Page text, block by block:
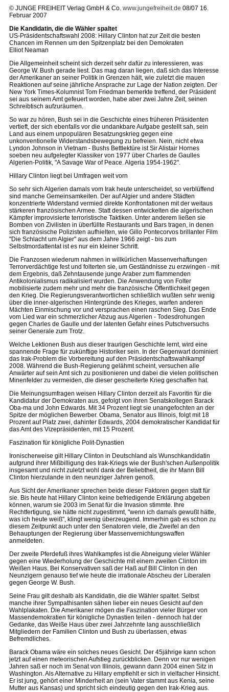
© JUNGE FREIHEIT Verlag GmbH & Co. www.jungefreiheit.de 08/07 16.
Februar 2007
Die Kandidatin, die die Wähler spaltet
US-Präsidentschaftswahl 2008: Hillary Clinton hat zur Zeit die besten
Chancen im Rennen um den Spitzenplatz bei den Demokraten
Elliot Neaman
Die Allgemeinheit scheint sich derzeit sehr dafür zu interessieren, was
George W. Bush gerade liest. Das mag daran liegen, daß sich das Interesse
der Amerikaner an seiner Politik in Grenzen hält, wie zuletzt die mauen
Reaktionen auf seine jährliche Ansprache zur Lage der Nation zeigten. Der
New York Times-Kolumnist Tom Friedman bemerkte treffend, der Präsident
sei aus seinem Amt gefeuert worden, habe aber zwei Jahre Zeit, seinen
Schreibtisch aufzuräumen.
So war zu hören, Bush sei in die Geschichte eines früheren Präsidenten
vertieft, der sich ebenfalls vor die undankbare Aufgabe gestellt sah, sein
Land aus einem unpopulären Besatzungskrieg gegen eine
unkonventionelle Widerstandsbewegung zu befreien. Nein, nicht etwa
Lyndon Johnson in Vietnam - Bushs Bettlektüre ist Sir Alistair Hornes
soeben neu aufgelegter Klassiker von 1977 über Charles de Gaulles
Algerien-Politik, "A Savage War of Peace. Algeria 1954-1962".
Hillary Clinton liegt bei Umfragen weit vorn
So sehr sich Algerien damals vom Irak heute unterscheidet, so verblüffend
sind manche Gemeinsamkeiten. Der auf Algier und andere Städten
konzentrierte Widerstand vermied direkte Konfrontationen mit der weitaus
stärkeren französischen Armee. Statt dessen entwickelten die algerischen
Kämpfer improvisierte terroristische Taktiken. Unter anderem ließen sie
Bomben von Zivilisten in überfüllte Restaurants und Bars tragen, in denen
sich französische Polizisten aufhielten, wie Gillo Pontecorvos brillanter Film
"Die Schlacht um Algier" aus dem Jahre 1966 zeigt - bis zum
Selbstmordattentat ist es nur ein kleiner Schritt.
Die Franzosen wiederum nahmen in willkürlichen Massenverhaftungen
Terrorverdächtige fest und folterten sie, um Geständnisse zu erzwingen - mit
dem Ergebnis, daß Zehntausende junge Araber zum flammenden
Antikolonialismus radikalisiert wurden. Die Anwendung von Folter
mobilisierte zudem mehr und mehr die französische Öffentlichkeit gegen
den Krieg. Die Regierungsverantwortlichen schließlich wußten sehr wenig
über die inner-algerischen Hintergründe des Krieges, warfen anderen
Mächten Einmischung vor und versprachen einen raschen Sieg. Das Ende
vom Lied war ein schmerzlicher Abzug aus Algerien - Todesdrohungen
gegen Charles de Gaulle und der latenten Gefahr eines Putschversuchs
seiner Generale zum Trotz.
Welche Lektionen Bush aus dieser traurigen Geschichte lernt, wird eine
spannende Frage für zukünftige Historiker sein. In der Gegenwart dominiert
das Irak-Problem die Vorbereitung auf den Präsidentschaftswahlkampf
2008. Während die Bush-Regierung gelähmt scheint, versuchen alle
Anwärter auf sein Amt sich zu positionieren und dabei die vielen politischen
Minenfelder zu vermeiden, die dieser gescheiterte Krieg geschaffen hat.
Die Meinungsumfragen weisen Hillary Clinton derzeit als Favoritin für die
Kandidatur der Demokraten aus, gefolgt von ihren Senatskollegen Barack
Oba-ma und John Edwards. Mit 34 Prozent liegt sie unangefochten an der
Spitze der möglichen Bewerber. Obama, Senator aus Illinois, folgt mit 18
Prozent auf Platz zwei, dahinter Edwards, 2004 demokratischer Kandidat für
das Amt des Vizepräsidenten, mit 15 Prozent.
Faszination für königliche Polit-Dynastien
Ironischerweise gilt Hillary Clinton in Deutschland als Wunschkandidatin
aufgrund ihrer Mißbilligung des Irak-Kriegs wie der Bush'schen Außenpolitik
insgesamt und nicht zuletzt wohl dank der Beliebtheit, die ihr Mann Bill
Clinton hierzulande in den neunziger Jahren genoß.
Aus Sicht der Amerikaner sprechen beide dieser Faktoren gegen statt für
sie. Bis heute hat Hillary Clinton keine befriedigende Erklärung abgeben
können, warum sie 2003 im Senat für die Invasion stimmte. Ihre
Rechtfertigung, sie hätte nicht zugestimmt, "wenn ich damals gewußt hätte,
was ich heute weiß", klingt wenig überzeugend. Immerhin gab es schon zu
diesem Zeitpunkt auch unter den Senatoren viele, die Zweifel an den
Behauptungen der Regierung über Massenvernichtungswaffen
anmeldeten.
Der zweite Pferdefuß ihres Wahlkampfes ist die Abneigung vieler Wähler
gegen eine Wiederholung der Geschichte mit einem zweiten Clinton im
Weißen Haus. Bei Konservativen saß der Haß auf Bill Clinton in den
Neunzigern genauso tief wie heute die irrationale Abscheu der Liberalen
gegen George W. Bush.
Seine Frau gilt deshalb als Kandidatin, die die Wähler spaltet. Selbst
manche ihrer Sympathisanten sähen lieber ein neues Gesicht auf den
Wahlplakaten. Die Amerikaner mögen die Faszination vieler Bürger von
Massendemokratien für königliche Dynastien teilen - dennoch hat der
Gedanke, das Weiße Haus über zwei Jahrzehnte lang ausschließlich
Mitgliedern der Familien Clinton und Bush zu überlassen, etwas
Befremdliches.
Barack Obama wäre ein solches neues Gesicht. Der 45jährige kann schon
jetzt auf einen meteorischen Aufstieg zurückblicken. Denn vor nur wenigen
Jahren saß er noch im Senat von Illinois, gewann dann 2004 einen Sitz in
Washington. Als Alternative zu Hillary empfiehlt er sich in vielfacher Hinsicht.
Er ist jung, gehört einer Minderheit an (sein Vater stammt aus Kenia, seine
Mutter aus Kansas) und spricht sich eindeutig gegen den Irak-Krieg aus.